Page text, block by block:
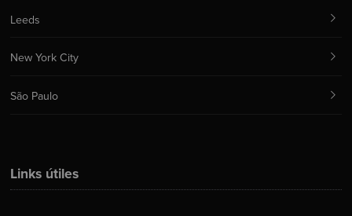
Links útiles
Leeds
New York City
São Paulo